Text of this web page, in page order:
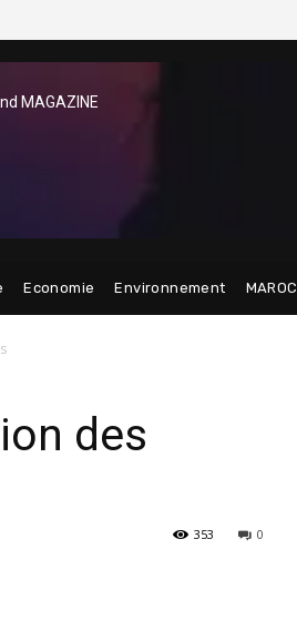
MAGAZINE
Economie Environnement MAROC
des
0
353